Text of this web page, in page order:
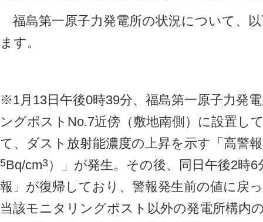
福島第一原子力発電所の状況について、
ます。
※1月13日午後0時39分、福島第一原子力発
ングポストNo.7近傍（敷地南側）に設置し
て、ダスト放射能濃度の上昇を示す「高警
5Bq/cm3）」が発生。その後、同日午後2時
報」が復帰しており、警報発生前の値に戻
当該モニタリングポスト以外の発電所構内